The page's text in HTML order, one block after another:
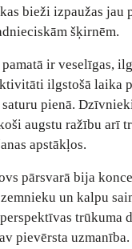
bieži izpaužas jau
šķirnēm.
ir veselīgas,
ilgstošā laika
pienā.
augstu ražību arī
apstākļos.
pārsvarā bija
un kalpu
trūkuma
pievērsta